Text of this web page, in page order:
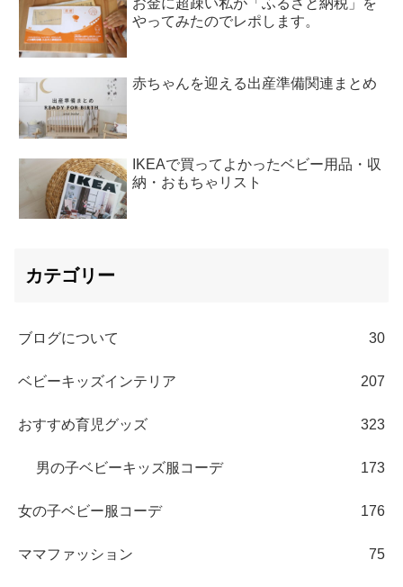
やってみたのでレポします。
赤ちゃんを迎える出産準備関連まとめ
IKEAで買ってよかったベビー用品・収
納・おもちゃリスト
カテゴリー
ブログについて 30
ベビーキッズインテリア 207
おすすめ育児グッズ 323
男の子ベビーキッズ服コーデ 173
女の子ベビー服コーデ 176
ママファッション 75